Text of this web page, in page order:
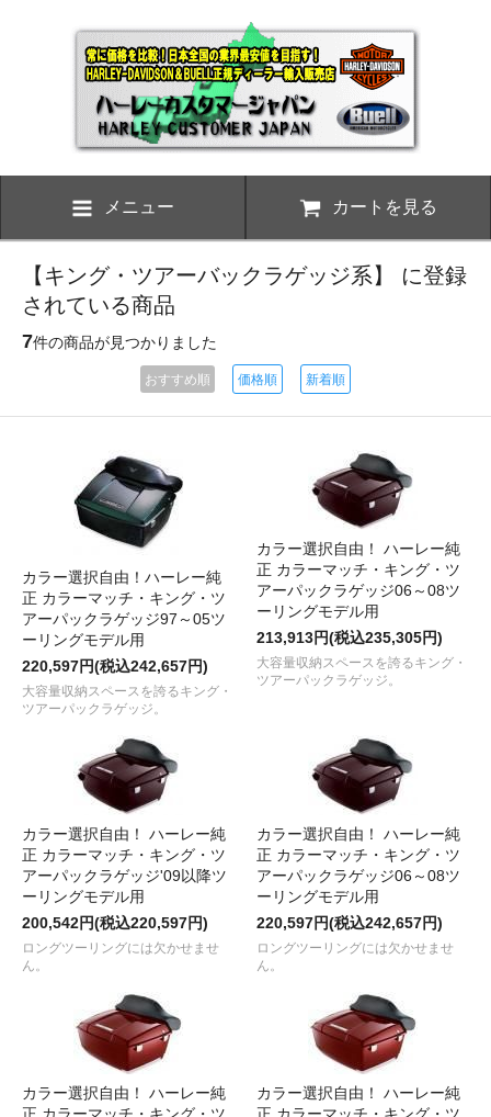
メニュー カートを見る
【キング・ツアーバックラゲッジ系】 に登録
されている商品
7件の商品が見つかりました
おすすめ順 価格順 新着順
カラー選択自由！ハーレー純
正 カラーマッチ・キング・ツ
アーパックラゲッジ97～05ツ
ーリングモデル用
220,597円(税込242,657円)
大容量収納スペースを誇るキング・
ツアーパックラゲッジ。
カラー選択自由！ ハーレー純
正 カラーマッチ・キング・ツ
アーパックラゲッジ06～08ツ
ーリングモデル用
213,913円(税込235,305円)
大容量収納スペースを誇るキング・
ツアーパックラゲッジ。
カラー選択自由！ ハーレー純
正 カラーマッチ・キング・ツ
アーパックラゲッジ'09以降ツ
ーリングモデル用
200,542円(税込220,597円)
ロングツーリングには欠かせませ
ん。
カラー選択自由！ ハーレー純
正 カラーマッチ・キング・ツ
アーパックラゲッジ06～08ツ
ーリングモデル用
220,597円(税込242,657円)
ロングツーリングには欠かせませ
ん。
カラー選択自由！ ハーレー純
正 カラーマッチ・キング・ツ
カラー選択自由！ ハーレー純
正 カラーマッチ・キング・ツ